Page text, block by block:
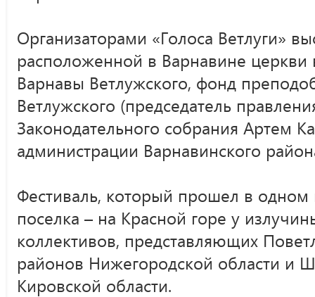
Организаторами «Голоса Ветлуги»
расположенной в Варнавине церкви
Варнавы Ветлужского, фонд
Ветлужского (председатель
Законодательного собрания Артем
администрации Варнавинского
Фестиваль, который прошел в одном
поселка – на Красной горе у
коллективов, представляющих
районов Нижегородской области и
Кировской области.